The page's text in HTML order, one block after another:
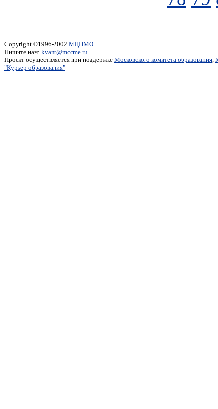
Copyright ©1996-2002 МЦНМО
Пишите нам: kvant@mccme.ru
Проект осуществляется при поддержке Московского комитета образования,
"Курьер образования"